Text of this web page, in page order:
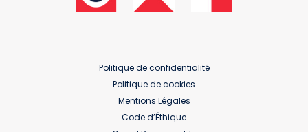
Politique de confidentialité
Politique de cookies
Mentions Légales
Code d’Éthique